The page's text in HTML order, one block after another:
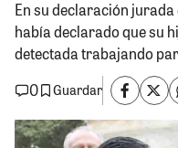
En su declaración
había declarado que su
detectada trabajando
0
Guardar